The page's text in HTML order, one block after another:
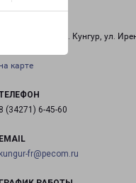
край, г. Кунгур, ул.
карте
(34271) 6-45-60
fr@pecom.ru